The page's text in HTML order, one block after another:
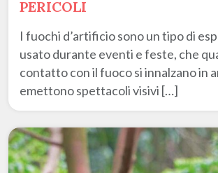
PERICOLI
I fuochi d’artificio sono un tipo di
usato durante eventi e feste, che
contatto con il fuoco si innalzano in
emettono spettacoli visivi […]